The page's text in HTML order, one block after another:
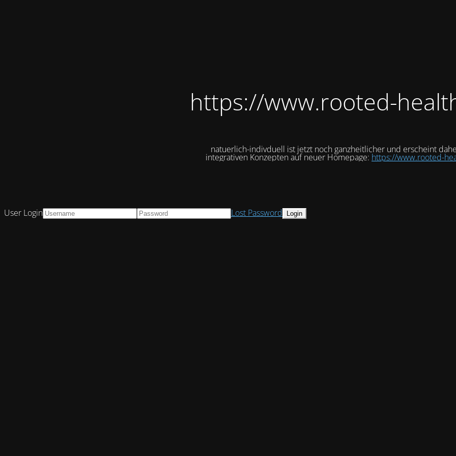
https://www.rooted-
natuerlich-indivduell ist jetzt noch ganzheitlicher und erscheint
integrativen Konzepten auf neuer Homepage: https://www.rooted-
User Login Lost Password